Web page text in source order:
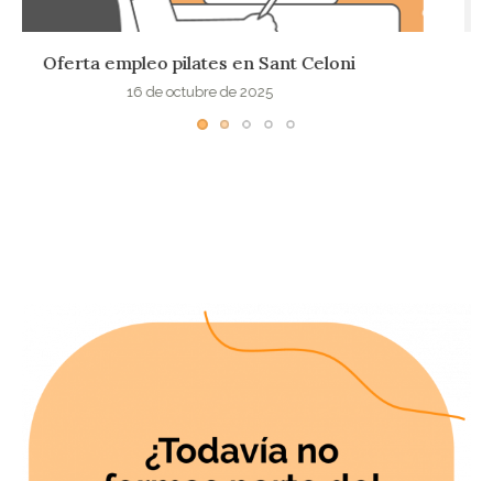
Puesto para Instructor Pilates en Sant Cugat
8 de octubre de 2025